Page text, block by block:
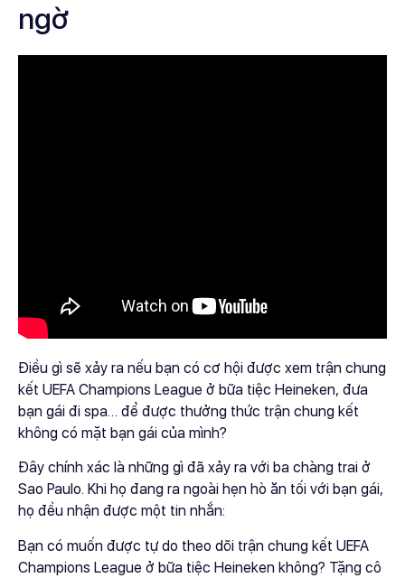
ngờ
Điều gì sẽ xảy ra nếu bạn có cơ hội được xem trận chung
kết UEFA Champions League ở bữa tiệc Heineken, đưa
bạn gái đi spa… để được thưởng thức trận chung kết
không có mặt bạn gái của mình?
Đây chính xác là những gì đã xảy ra với ba chàng trai ở
Sao Paulo. Khi họ đang ra ngoài hẹn hò ăn tối với bạn gái,
họ đều nhận được một tin nhắn:
Bạn có muốn được tự do theo dõi trận chung kết UEFA
Champions League ở bữa tiệc Heineken không? Tặng cô